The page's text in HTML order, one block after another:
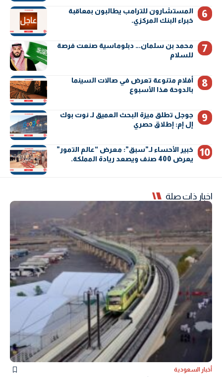
المستشارون للترامب يطالبون بمعاقبة
خبراء البنك المركزي.
محمد بن سلمان… دبلوماسية صنعت فرصة
للسلام
أفلام متنوعة تعرض في صالات السينما
بالدوحة هذا الأسبوع
جوجل تطلق ميزة البحث العميق لـ نوت بوك
إل إم: إطلاق حصري
خبير الأحساء لـ”سبق”: معرض “عالم التمور”
يعرض 400 صنف ويصعد ريادة المملكة.
اخبار ذات صلة
أخبار السعودية